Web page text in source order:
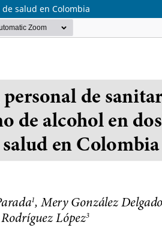
salud en Colombia